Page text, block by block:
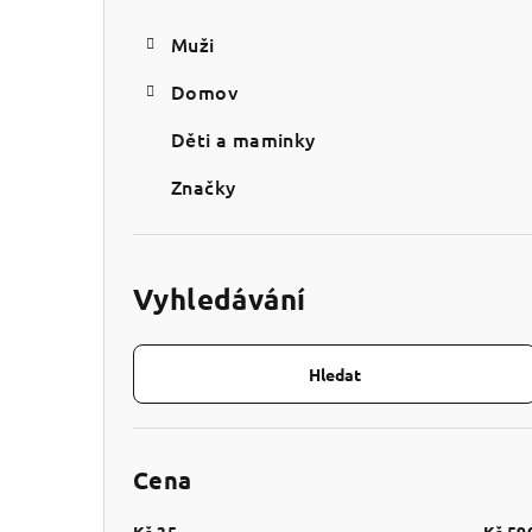
Muži
Domov
Děti a maminky
Značky
Vyhledávání
Hledat
Cena